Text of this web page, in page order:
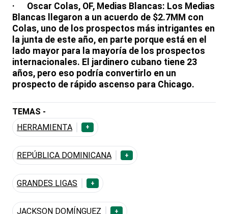
· Oscar Colas, OF, Medias Blancas: Los Medias
Blancas llegaron a un acuerdo de $2.7MM con
Colas, uno de los prospectos más intrigantes en
la junta de este año, en parte porque está en el
lado mayor para la mayoría de los prospectos
internacionales. El jardinero cubano tiene 23
años, pero eso podría convertirlo en un
prospecto de rápido ascenso para Chicago.
TEMAS -
HERRAMIENTA
+
REPÚBLICA DOMINICANA +
GRANDES LIGAS +
JACKSON DOMÍNGUEZ +